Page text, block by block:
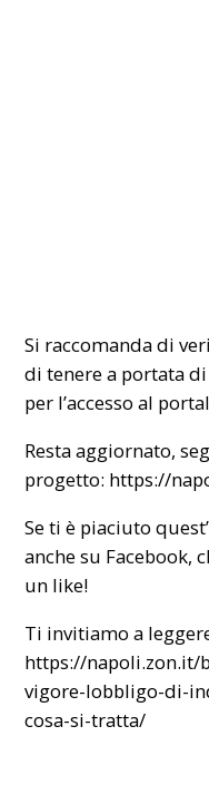
Si raccomanda di
di tenere a portata di
per l’accesso al
Resta aggiornato,
progetto: https://
Se ti è piaciuto
anche su Facebook,
un like!
Ti invitiamo a
https://napoli.zon.it/
vigore-lobbligo-di-
cosa-si-tratta/